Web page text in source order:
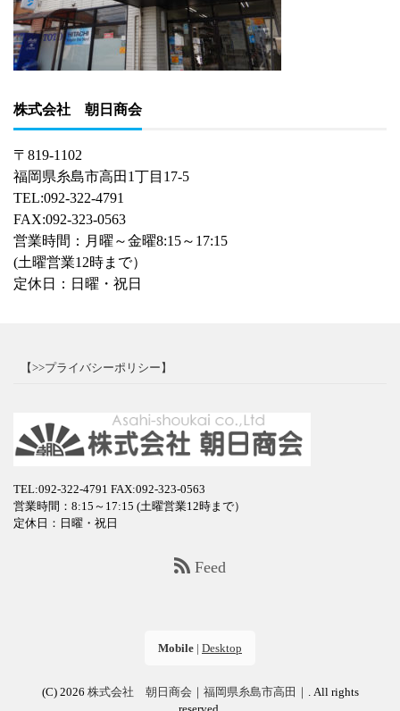
株式会社 朝日商会
〒819-1102
福岡県糸島市高田1丁目17-5
TEL:092-322-4791
FAX:092-323-0563
営業時間：月曜～金曜8:15～17:15
(土曜営業12時まで）
定休日：日曜・祝日
【>>プライバシーポリシー】
TEL:092-322-4791 FAX:092-323-0563
営業時間：8:15～17:15 (土曜営業12時まで）
定休日：日曜・祝日
Feed
Mobile | Desktop
(C) 2026 株式会社 朝日商会｜福岡県糸島市高田｜ . All rights